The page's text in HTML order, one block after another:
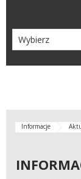
Informacje